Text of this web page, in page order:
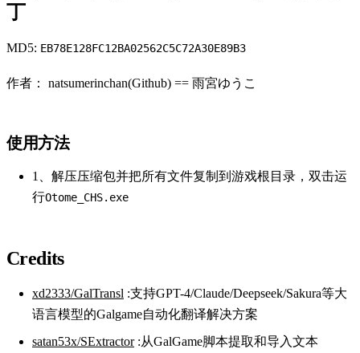
丁
MD5: EB78E128FC12BA02562C5C72A30E89B3
作者： natsumerinchan(Github) == 雨宮ゆうこ
使用方法
1、解压压缩包并把所有文件复制到游戏根目录，双击运
行Otome_CHS.exe
Credits
xd2333/GalTransl :支持GPT-4/Claude/Deepseek/Sakura等大
语言模型的Galgame自动化翻译解决方案
satan53x/SExtractor:从GalGame脚本提取和导入文本